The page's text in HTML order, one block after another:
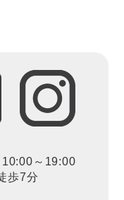
10:00～19:00
歩7分